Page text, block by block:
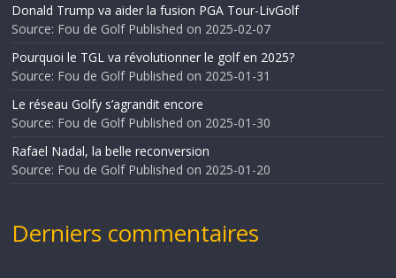
Donald Trump va aider la fusion PGA Tour-LivGolf
Source: Fou de Golf Published on 2025-02-07
Pourquoi le TGL va révolutionner le golf en 2025?
Source: Fou de Golf Published on 2025-01-31
Le réseau Golfy s’agrandit encore
Source: Fou de Golf Published on 2025-01-30
Rafael Nadal, la belle reconversion
Source: Fou de Golf Published on 2025-01-20
Derniers commentaires